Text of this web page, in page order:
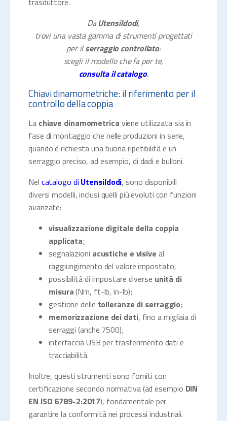
DaUtensildodi,
trovi una vasta gamma di strumenti progettati
per ilserraggio controllato:
scegli il modello che fa per te,
consulta il catalogo.
Chiavi dinamometriche: il riferimento per il
controllo della coppia
La chiave dinamometrica viene utilizzata sia in
fase di montaggio che nelle produzioni in serie,
quando è richiesta una buona ripetibilità e un
serraggio preciso, ad esempio, di dadi e bulloni.
Nel catalogo di Utensildodi, sono disponibili
diversi modelli, inclusi quelli più evoluti con funzioni
avanzate:
visualizzazione digitale della coppia
applicata;
segnalazioni acustiche e visive al
raggiungimento del valore impostato;
possibilità di impostare diverse unità di
misura(Nm, ft-lb, in-lb);
gestione delle tolleranze di serraggio;
memorizzazione dei dati, fino a migliaia di
serraggi (anche 7500);
interfaccia USB per trasferimento dati e
tracciabilità.
Inoltre, questi strumenti sono forniti con
certificazione secondo normativa (ad esempio DIN
EN ISO 6789-2:2017), fondamentale per
garantire la conformità nei processi industriali.